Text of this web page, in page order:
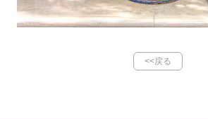
<<戻る